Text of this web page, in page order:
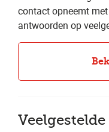
contact opneemt
antwoorden op